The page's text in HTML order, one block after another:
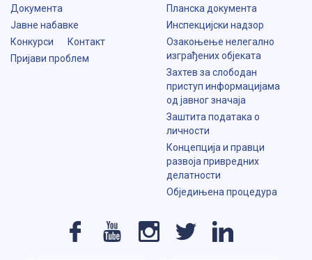
Документа
Јавне набавке
Конкурси
Контакт
Пријави проблем
Планска документа
Инспекцијски надзор
Озакоњење нелегално
изграђених објеката
Захтев за слободан
приступ информацијама
од јавног значаја
Заштита података о
личности
Концепција и правци
развоја привредних
делатности
Обједињена процедура